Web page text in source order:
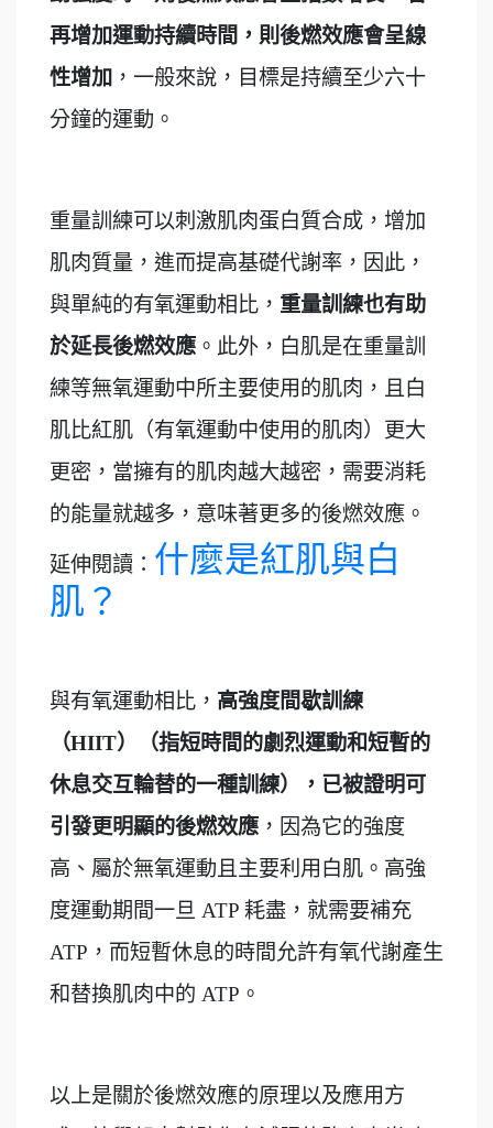
再增加運動持續時間，則後燃效應會呈線
性增加 ，一般來說，目標是持續至少六十
分鐘的運動。
重量訓練可以刺激肌肉蛋白質合成，增加
肌肉質量，進而提高基礎代謝率，因此，
與單純的有氧運動相比， 重量訓練也有助
於延長後燃效應 。此外，白肌是在重量訓
練等無氧運動中所主要使用的肌肉，且白
肌比紅肌（有氧運動中使用的肌肉）更大
更密，當擁有的肌肉越大越密，需要消耗
的能量就越多，意味著更多的後燃效應。
延伸閱讀： 什麼是紅肌與白
肌？
與有氧運動相比， 高強度間歇訓練
（HIIT）（指短時間的劇烈運動和短暫的
休息交互輪替的一種訓練），已被證明可
引發更明顯的後燃效應 ，因為它的強度
高、屬於無氧運動且主要利用白肌。高強
度運動期間一旦 AT​​P 耗盡，就需要補充
ATP，而短暫休息的時間允許有氧代謝產生
和替換肌肉中的 ATP。
以上是關於後燃效應的原理以及應用方